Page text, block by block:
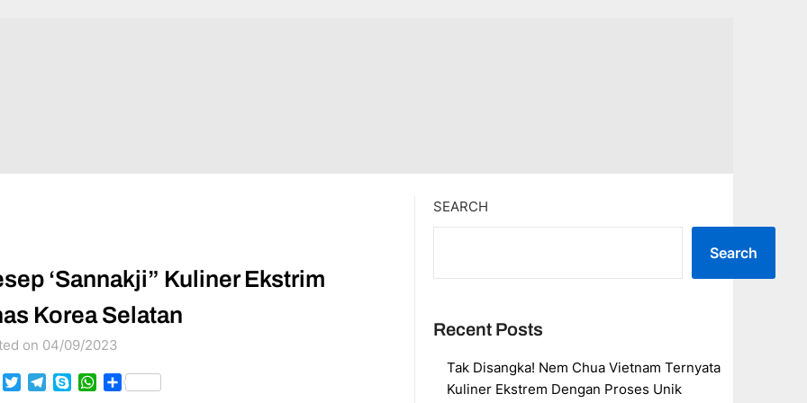
‘Sannakji” Kuliner Ekstrim
Korea Selatan
on 04/09/2023
Facebook
TwitterTelegram
SkypeWhatsApp
Share
SEARCH
Search
Recent Posts
Tak Disangka! Nem Chua Vietnam Ternyata
Kuliner Ekstrem Dengan Proses Unik